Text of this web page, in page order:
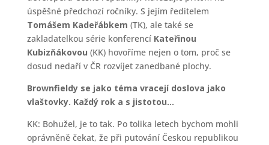
úspěšné předchozí ročníky. S jejím ředitelem
Tomášem Kadeřábkem (TK), ale také se
zakladatelkou série konferencí Kateřinou
Kubizňákovou (KK) hovoříme nejen o tom, proč se
dosud nedaří v ČR rozvíjet zanedbané plochy.
Brownfieldy se jako téma vracejí doslova jako
vlaštovky. Každý rok a s jistotou…
KK: Bohužel, je to tak. Po tolika letech bychom mohli
oprávněně čekat, že při putování Českou republikou